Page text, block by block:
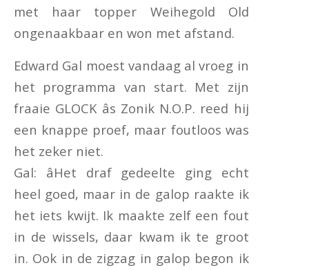
met haar topper Weihegold Old
ongenaakbaar en won met afstand.
Edward Gal moest vandaag al vroeg in
het programma van start. Met zijn
fraaie GLOCK âs Zonik N.O.P. reed hij
een knappe proef, maar foutloos was
het zeker niet.
Gal: âHet draf gedeelte ging echt
heel goed, maar in de galop raakte ik
het iets kwijt. Ik maakte zelf een fout
in de wissels, daar kwam ik te groot
in. Ook in de zigzag in galop begon ik